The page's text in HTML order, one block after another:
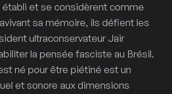
établi et se considèrent comme
sa mémoire, ils défient les
ultraconservateur Jair
la pensée fasciste au Brésil.
né pour être piétiné est un
et sonore aux dimensions